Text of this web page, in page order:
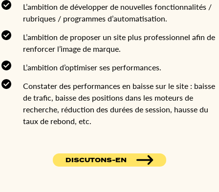
L’ambition de développer de nouvelles fonctionnalités /
rubriques / programmes d’automatisation.
L’ambition de proposer un site plus professionnel afin de
renforcer l’image de marque.
L’ambition d’optimiser ses performances.
Constater des performances en baisse sur le site : baisse
de trafic, baisse des positions dans les moteurs de
recherche, réduction des durées de session, hausse du
taux de rebond, etc.
DISCUTONS-EN